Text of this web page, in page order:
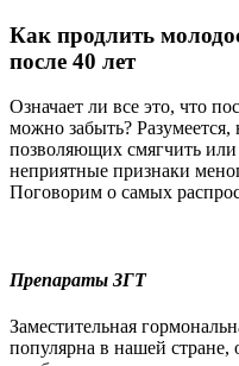
Как продлить
после 40 лет
Означает ли все это, что
можно забыть?
позволяющих смягчить
неприятные признаки
Поговорим о самых
Препараты ЗГТ
Заместительная
популярна в нашей